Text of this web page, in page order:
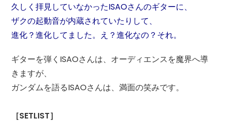
久しく拝見していなかったISAOさんのギターに、
ザクの起動音が内蔵されていたりして、
進化？進化してました。え？進化なの？それ。
ギターを弾くISAOさんは、オーディエンスを魔界へ導
きますが、
ガンダムを語るISAOさんは、満面の笑みです。
［SETLIST］